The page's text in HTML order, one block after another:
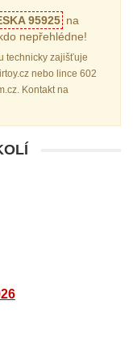
95925 na
nepřehlédne!
technicky zajišťuje
nebo lince 602
Kontakt na